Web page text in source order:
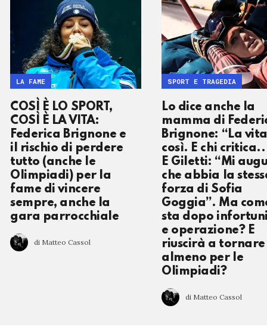
COSÌ È LO SPORT,
COSÌ È LA VITA:
Federica Brignone e
il rischio di perdere
tutto (anche le
Olimpiadi) per la
fame di vincere
sempre, anche la
gara parrocchiale
di Matteo Cassol
LA FAME
Lo dice anche la
mamma di
Brignone: “La
così. E chi
E Giletti: “Mi
che abbia la
forza di Sofia
Goggia”. Ma
sta dopo
e operazione? E
riuscirà a tornare
almeno per le
Olimpiadi?
di Matteo Cassol
SPORT E TRAGEDIA